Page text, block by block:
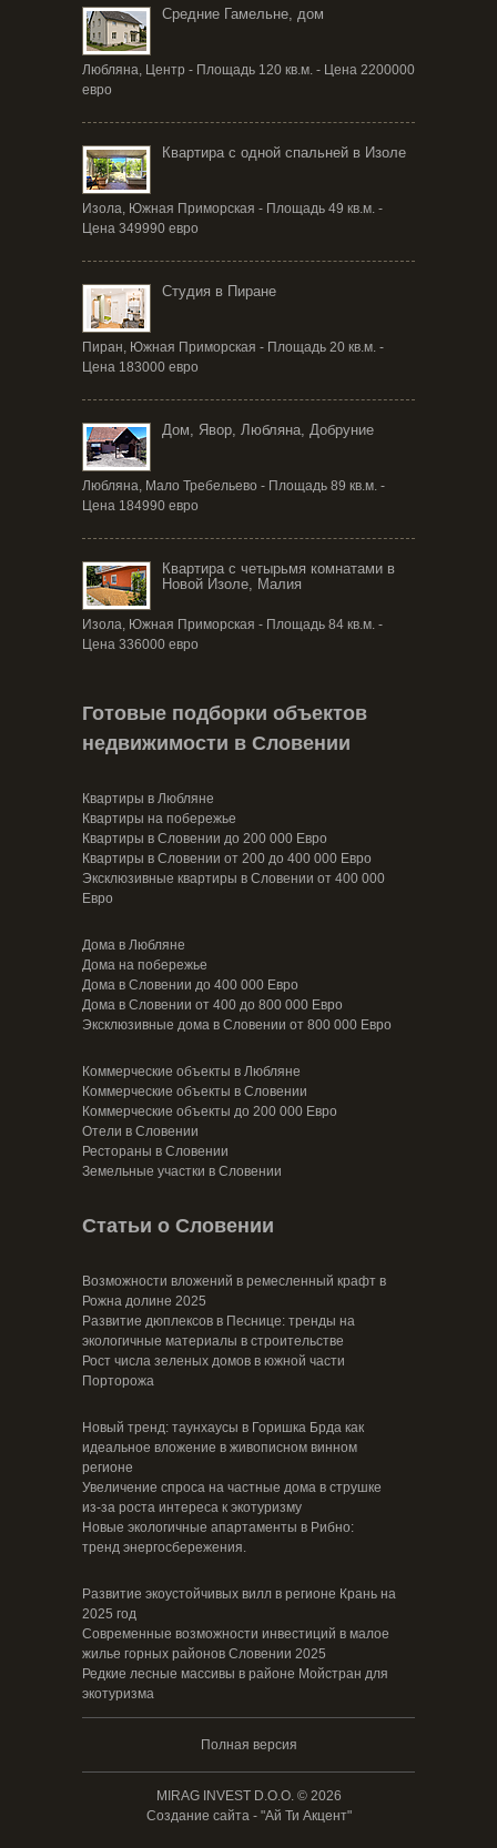
Средние Гамельне, дом
Любляна, Центр - Площадь 120 кв.м. - Цена 2200000
евро
Квартира с одной спальней в Изоле
Изола, Южная Приморская - Площадь 49 кв.м. -
Цена 349990 евро
Студия в Пиране
Пиран, Южная Приморская - Площадь 20 кв.м. -
Цена 183000 евро
Дом, Явор, Любляна, Добруние
Любляна, Мало Требельево - Площадь 89 кв.м. -
Цена 184990 евро
Квартира с четырьмя комнатами в
Новой Изоле, Малия
Изола, Южная Приморская - Площадь 84 кв.м. -
Цена 336000 евро
Готовые подборки объектов
недвижимости в Словении
Квартиры в Любляне
Квартиры на побережье
Квартиры в Словении до 200 000 Евро
Квартиры в Словении от 200 до 400 000 Евро
Эксклюзивные квартиры в Словении от 400 000
Евро
Дома в Любляне
Дома на побережье
Дома в Словении до 400 000 Евро
Дома в Словении от 400 до 800 000 Евро
Эксклюзивные дома в Словении от 800 000 Евро
Коммерческие объекты в Любляне
Коммерческие объекты в Словении
Коммерческие объекты до 200 000 Евро
Отели в Словении
Рестораны в Словении
Земельные участки в Словении
Статьи о Словении
Возможности вложений в ремесленный крафт в
Рожна долине 2025
Развитие дюплексов в Песнице: тренды на
экологичные материалы в строительстве
Рост числа зеленых домов в южной части
Порторожа
Новый тренд: таунхаусы в Горишка Брда как
идеальное вложение в живописном винном
регионе
Увеличение спроса на частные дома в струшке
из-за роста интереса к экотуризму
Новые экологичные апартаменты в Рибно:
тренд энергосбережения.
Развитие экоустойчивых вилл в регионе Крань на
2025 год
Современные возможности инвестиций в малое
жилье горных районов Словении 2025
Редкие лесные массивы в районе Мойстран для
экотуризма
Полная версия
MIRAG INVEST D.O.O. © 2026
Создание сайта - "Ай Ти Акцент"